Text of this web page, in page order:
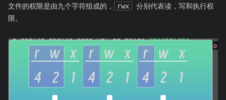
文件的权限是由九个字符组成的， rwx
分别代表读，写和执行权
限。